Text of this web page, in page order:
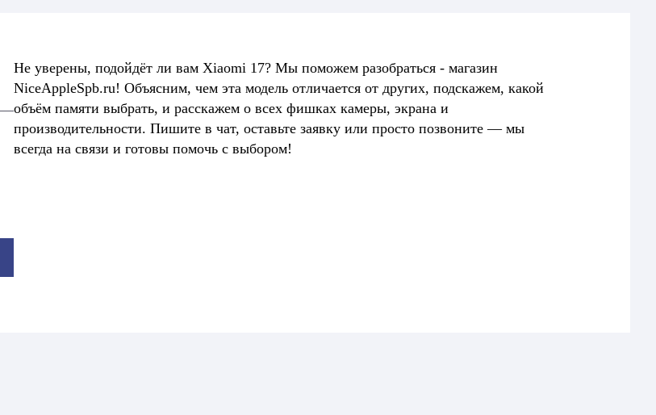
Не уверены, подойдёт ли вам Xiaomi 17? Мы поможем разобраться - магазин
NiceAppleSpb.ru! Объясним, чем эта модель отличается от других, подскажем, какой
объём памяти выбрать, и расскажем о всех фишках камеры, экрана и
производительности. Пишите в чат, оставьте заявку или просто позвоните — мы
всегда на связи и готовы помочь с выбором!